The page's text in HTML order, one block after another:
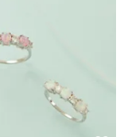
系ジュエリーショップ
ジュエリーデザインへ
、強い信頼関係を築い
ぐようになりました。
し、生産技術と品質を